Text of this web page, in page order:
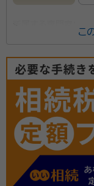
地元弘前市の
する、その後弘前市に
青森県弘前市の
津軽地方一円で
相談いただいた
メール等を使っ
てご相談ください
資格等：行政書士・社
こ